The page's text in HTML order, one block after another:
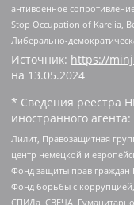
антивоенное
Stop Occupation of Karelia,
Либерально-
Источник: https://
на 13.05.2024
* Сведения реестра
иностранного агента:
Лилит, Правозащитная
центр немецкой и
Фонд защиты прав граждан
Фонд борьбы с
СПИДа, СВЕЧА,